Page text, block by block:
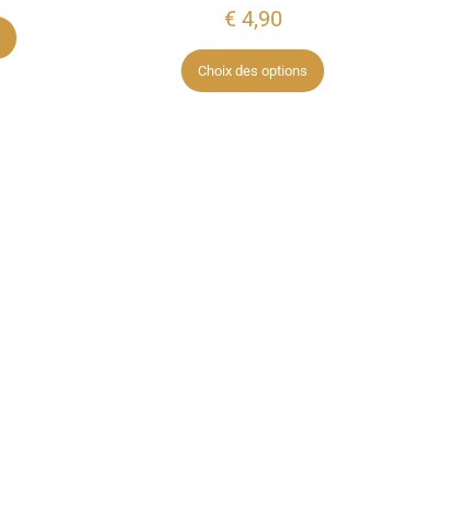
€4,90
Choix des options